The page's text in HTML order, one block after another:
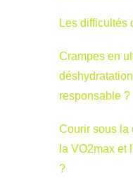
Les difficultés
Crampes en
responsable ?
Courir sous la
la VO2max et
?